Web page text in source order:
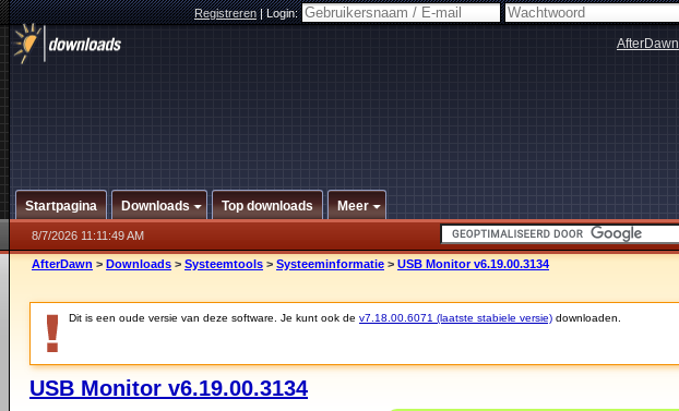
Registreren|Login:
AfterDawn
Startpagina Downloads Top downloads Meer
8/7/2026 11:11:49 AM
AfterDawn > Downloads > Systeemtools > Systeeminformatie > USB Monitor v6.19.00.3134
Dit is een oude versie van deze software. Je kunt ook de v7.18.00.6071 (laatste stabiele versie) downloaden.
USB Monitor v6.19.00.3134